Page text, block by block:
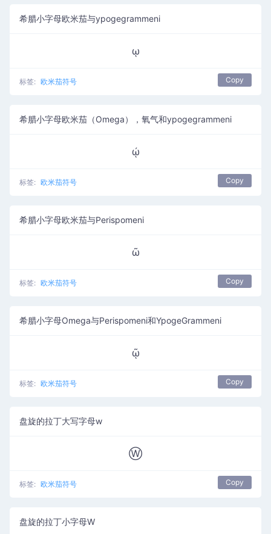
希腊小字母欧米茄与ypogegrammeni
ῳ
标签: 欧米茄符号 Copy
希腊小字母欧米茄（Omega），氧气和ypogegrammeni
ῴ
标签: 欧米茄符号 Copy
希腊小字母欧米茄与Perispomeni
ῶ
标签: 欧米茄符号 Copy
希腊小字母Omega与Perispomeni和YpogeGrammeni
ῷ
标签: 欧米茄符号 Copy
盘旋的拉丁大写字母w
Ⓦ
标签: 欧米茄符号 Copy
盘旋的拉丁小字母W